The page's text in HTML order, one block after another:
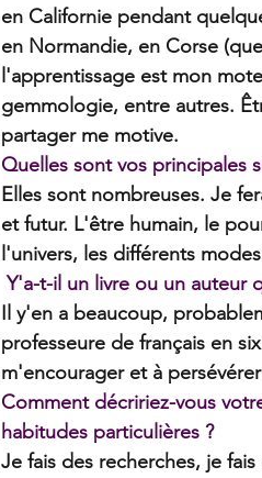
en Californie pendant
en Normandie, en Corse
l'apprentissage est mon
gemmologie, entre autres.
partager me motive.
Quelles sont vos principales
Elles sont nombreuses. Je
et futur. L'être humain, le
l'univers, les différents
Y'a-t-il un livre ou un auteur
Il y'en a beaucoup,
professeure de français en
m'encourager et à
Comment décririez-vous
habitudes particulières ?
Je fais des recherches, je